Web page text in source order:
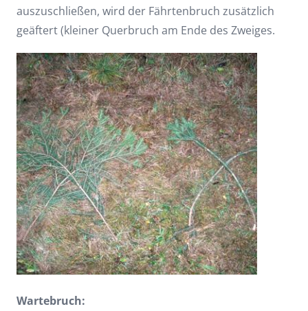
auszuschließen, wird der Fährtenbruch zusätzlich
geäftert (kleiner Querbruch am Ende des Zweiges.
Wartebruch: